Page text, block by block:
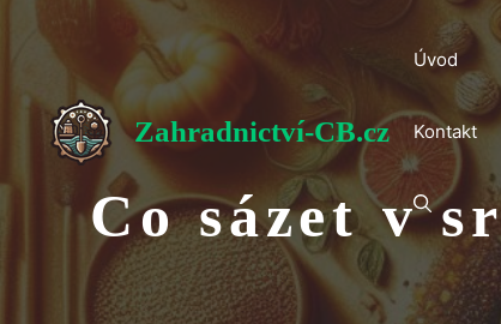
Zahradnictví-CB.cz
Úvod
Kontakt
Co sázet v